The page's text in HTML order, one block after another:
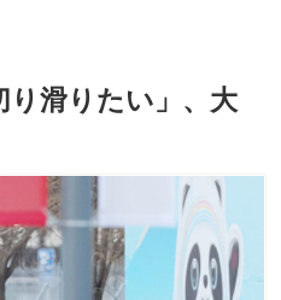
り滑りたい」、大